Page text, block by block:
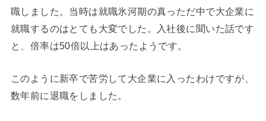
職しました。当時は就職氷河期の真っただ中で大企業に
就職するのはとても大変でした。入社後に聞いた話です
と、倍率は50倍以上はあったようです。
このように新卒で苦労して大企業に入ったわけですが、
数年前に退職をしました。